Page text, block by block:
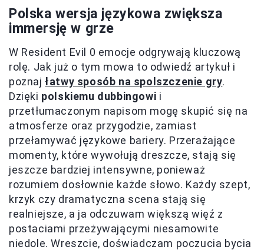
Polska wersja językowa zwiększa
immersję w grze
W Resident Evil 0 emocje odgrywają kluczową
rolę. Jak już o tym mowa to odwiedź artykuł i
poznajłatwy sposób na spolszczenie gry.
Dzięki polskiemu dubbingowi i
przetłumaczonym napisom mogę skupić się na
atmosferze oraz przygodzie, zamiast
przełamywać językowe bariery. Przerażające
momenty, które wywołują dreszcze, stają się
jeszcze bardziej intensywne, ponieważ
rozumiem dosłownie każde słowo. Każdy szept,
krzyk czy dramatyczna scena stają się
realniejsze, a ja odczuwam większą więź z
postaciami przeżywającymi niesamowite
niedole. Wreszcie, doświadczam poczucia bycia